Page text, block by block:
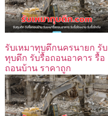
รับเหมาทุบตึกนครนายก รับ
ทุบตึก รับรื้อถอนอาคาร รื้อ
ถอนบ้าน ราคาถูก